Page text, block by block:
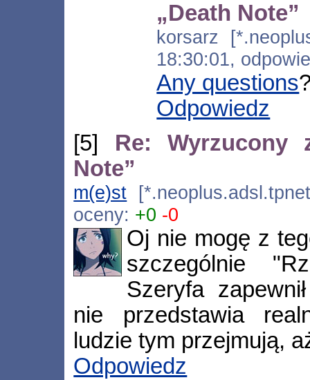
„Death Note”
korsarz
18:30:01,
Any questions
Odpowiedz
[5] Re: Wyrzucony
Note”
m(e)st
oceny: +0 -0
Oj nie mogę z
szczególnie
Szeryfa
nie przedstawia
ludzie tym przejmują,
Odpowiedz